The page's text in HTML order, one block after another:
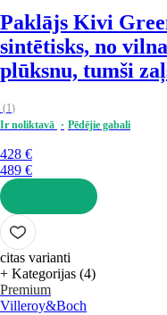
Paklājs Kivi
sintētisks, no
plūksnu, tumši
(1)
Ir noliktavā
Pēdējie gabali
428 €
489 €
LIKT GROZĀ
citas varianti
+ Kategorijas (4)
Premium
Villeroy&Boch